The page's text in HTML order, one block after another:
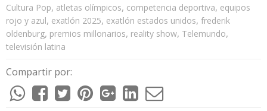
Cultura Pop, atletas olímpicos, competencia deportiva, equipos
rojo y azul, exatlón 2025, exatlón estados unidos, frederik
oldenburg, premios millonarios, reality show, Telemundo,
televisión latina
Compartir por: